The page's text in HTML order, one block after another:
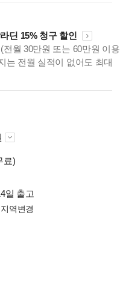
딘 15% 청구 할인
월 30만원 또는 60만원 이용
는 전월 실적이 없어도 최대
료)
일 출고
지역변경